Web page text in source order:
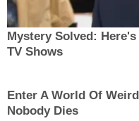
Mystery Solved:
TV Shows
Enter A World Of
Nobody Dies